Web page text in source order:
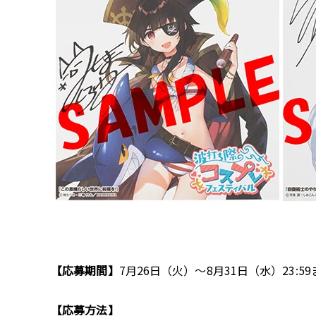
【応募期間】 7月26日（火）～8月31日（水）23:59
【応募方法】